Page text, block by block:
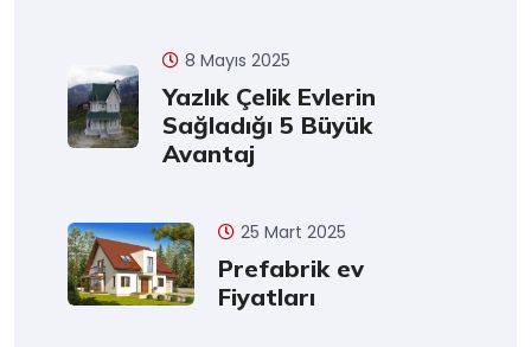
8 Mayıs 2025
Yazlık Çelik Evlerin
Sağladığı 5 Büyük
Avantaj
25 Mart 2025
Prefabrik ev
Fiyatları